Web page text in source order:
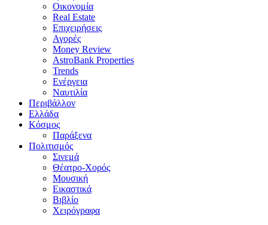
Οικονομία
Real Estate
Επιχειρήσεις
Αγορές
Money Review
AstroBank Properties
Trends
Ενέργεια
Ναυτιλία
Περιβάλλον
Ελλάδα
Κόσμος
Παράξενα
Πολιτισμός
Σινεμά
Θέατρο-Χορός
Μουσική
Εικαστικά
Βιβλίο
Χειρόγραφα